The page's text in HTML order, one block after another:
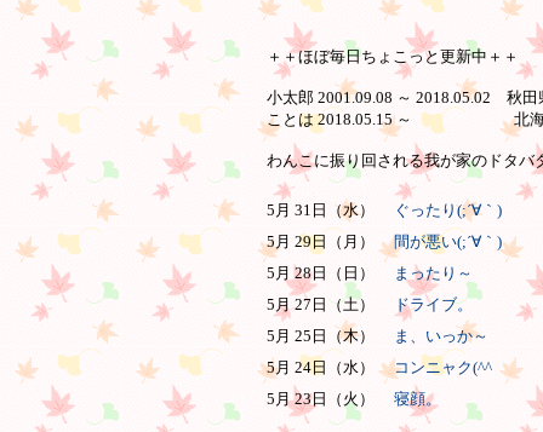
＋＋ほぼ毎日ちょこっと更新中＋＋
小太郎 2001.09.08 ～ 2018.05.02 秋田
ことは 2018.05.15 ～ 北海
わんこに振り回される我が家のドタバ
5月 31日（水）
ぐったり(;´∀｀)
5月 29日（月）
間が悪い(;´∀｀)
5月 28日（日）
まったり～
5月 27日（土）
ドライブ。
5月 25日（木）
ま、いっか～
5月 24日（水）
コンニャク(^^ゞ
5月 23日（火）
寝顔。